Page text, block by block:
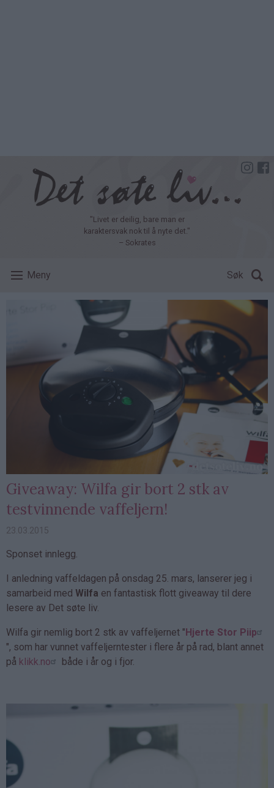
"Livet er deilig, bare man er
karaktersvak nok til å nyte det."
– Sokrates
Meny Søk
Giveaway: Wilfa gir bort 2 stk av
testvinnende vaffeljern!
23.03.2015
Sponset innlegg.
I anledning vaffeldagen på onsdag 25. mars, lanserer jeg i
samarbeid med Wilfa en fantastisk flott giveaway til dere
lesere av Det søte liv.
Wilfa gir nemlig bort 2 stk av vaffeljernet "Hjerte Stor Piip
", som har vunnet vaffeljerntester i flere år på rad, blant annet
på klikk.no både i år og i fjor.